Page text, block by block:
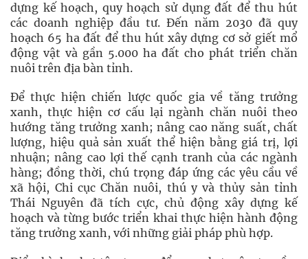
dựng kế hoạch, quy hoạch sử dụng đất để thu hút
các doanh nghiệp đầu tư. Đến năm 2030 đã quy
hoạch 65 ha đất để thu hút xây dựng cơ sở giết mổ
động vật và gần 5.000 ha đất cho phát triển chăn
nuôi trên địa bàn tỉnh.
Để thực hiện chiến lược quốc gia về tăng trưởng
xanh, thực hiện cơ cấu lại ngành chăn nuôi theo
hướng tăng trưởng xanh; nâng cao năng suất, chất
lượng, hiệu quả sản xuất thể hiện bằng giá trị, lợi
nhuận; nâng cao lợi thế cạnh tranh của các ngành
hàng; đồng thời, chú trọng đáp ứng các yêu cầu về
xã hội, Chi cục Chăn nuôi, thú y và thủy sản tỉnh
Thái Nguyên đã tích cực, chủ động xây dựng kế
hoạch và từng bước triển khai thực hiện hành động
tăng trưởng xanh, với những giải pháp phù hợp.